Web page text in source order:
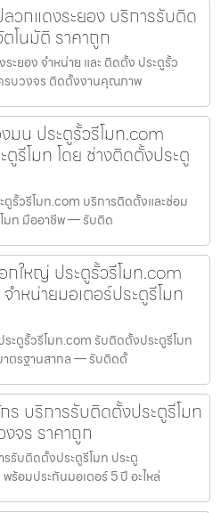
วกแดงระยอง บริการรับติด
โนมัติ ราคาถูก
ยอง จำหน่าย และ ติดตั้ง ประตูรั้ว
รบวงจร ติดตั้งงานคุณภาพ
มน ประตูรั้วรีโมท.com
รีโมท โดย ช่างติดตั้งประตู
รั้วรีโมท.com บริการติดตั้งและซ่อม
มท มืออาชีพ — รับติด
ใหญ่ ประตูรั้วรีโมท.com
ำหน่ายมอเตอร์ประตูรีโมท
ะตูรั้วรีโมท.com รับติดตั้งประตูรีโมท
าตรฐานสากล — รับติดตั้
ร บริการรับติดตั้งประตูรีโมท
จร ราคาถูก
รับติดตั้งประตูรีโมท ประตู
อมประกันมอเตอร์ 5 ปี อะไหล่